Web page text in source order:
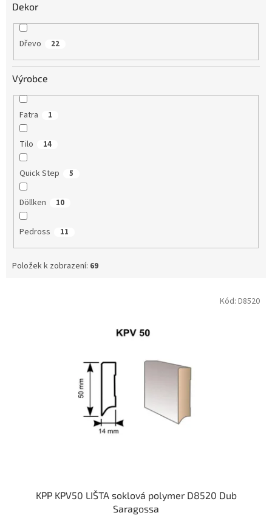
Dekor
Dřevo 22
Výrobce
Fatra 1
Tilo 14
Quick Step 5
Döllken 10
Pedross 11
Položek k zobrazení: 69
KPP KPV50 LIŠTA soklová polymer D8520 Dub
Saragossa
Kód: D8520